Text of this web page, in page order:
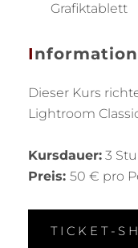
Grafiktablett
I
Dieser Kurs
Lightroom
Kursdauer: 3
Preis: 50 € pro
TICKET-